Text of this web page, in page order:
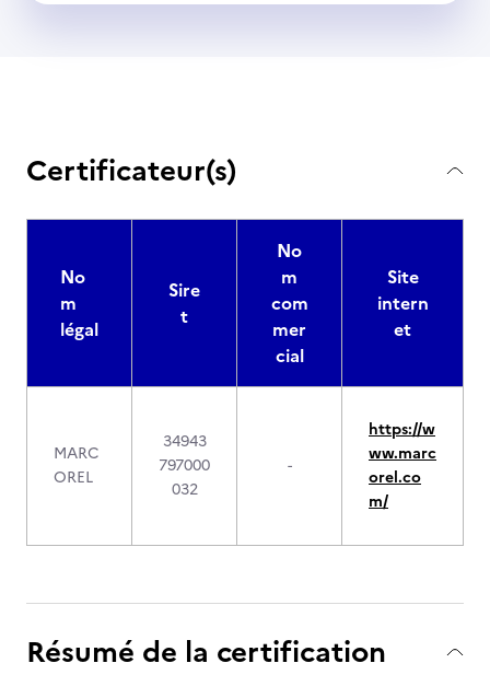
Certificateur(s)
No
m
légal
Sire
t
No
m
com
mer
cial
Site
intern
et
MARC
OREL
34943
797000
032
-
https://w
ww.marc
orel.co
m/
Résumé de la certification